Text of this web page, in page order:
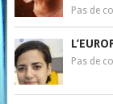
Pas de
Pas de